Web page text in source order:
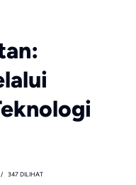
347 DILIHAT